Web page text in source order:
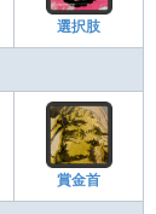
選択肢
賞金首